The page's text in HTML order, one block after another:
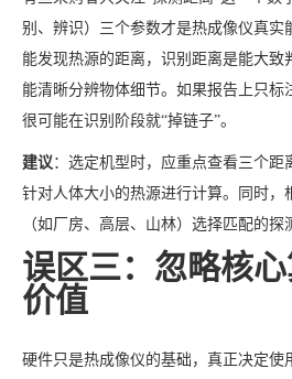
别、辨识）三个参数才是热成像仪真实
能发现热源的距离，识别距离是能大致
能清晰分辨物体细节。如果报告上只标
很可能在识别阶段就“掉链子”。
建议：选定机型时，应重点查看三个
针对人体大小的热源进行计算。同时，
（如厂房、高层、山林）选择匹配的探
误区三：忽略核
价值
硬件只是热成像仪的基础，真正决定使